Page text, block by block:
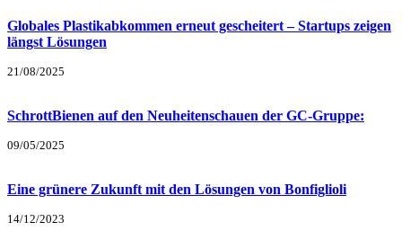
Globales Plastikabkommen erneut gescheitert – Startups zeigen
längst Lösungen
21/08/2025
SchrottBienen auf den Neuheitenschauen der GC-Gruppe:
09/05/2025
Eine grünere Zukunft mit den Lösungen von Bonfiglioli
14/12/2023